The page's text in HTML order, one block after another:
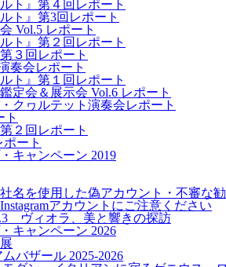
ト』第４回レポート
ト』第3回レポート
Vol.5 レポート
ト』第２回レポート
３回レポート
奏会レポート
ト』第１回レポート
定会＆展示会 Vol.6 レポート
クヮルテット演奏会レポート
ト
２回レポート
ポート
キャンペーン 2019
名を使用した偽アカウント・不審な
アカウントにご注意ください
ヴィオラ、美と響きの探訪
キャンペーン 2026
バザール 2025-2026